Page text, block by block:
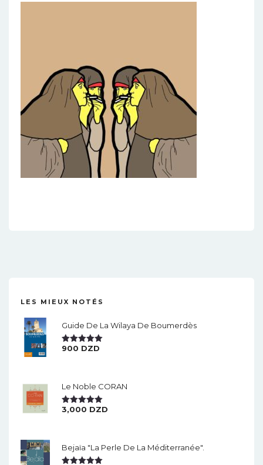
LES MIEUX NOTÉS
Guide De La Wilaya De Boumerdès
Note
5.00
900 DZD
Le Noble CORAN
Note5.00
3,000 DZD
Bejaïa "la Perle De La Méditerranée".